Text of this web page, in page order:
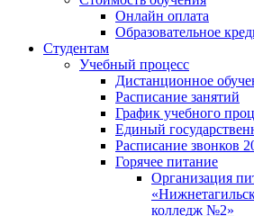
Онлайн оплата
Образовательное
Студентам
Учебный процесс
Дистанционное
Расписание занятий
График учебного
Единый
Расписание звонков
Горячее питание
Организация
колледж №2»